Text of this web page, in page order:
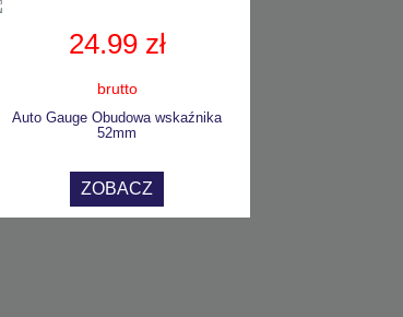
24.99 zł
brutto
Auto Gauge Obudowa wskaźnika
52mm
ZOBACZ